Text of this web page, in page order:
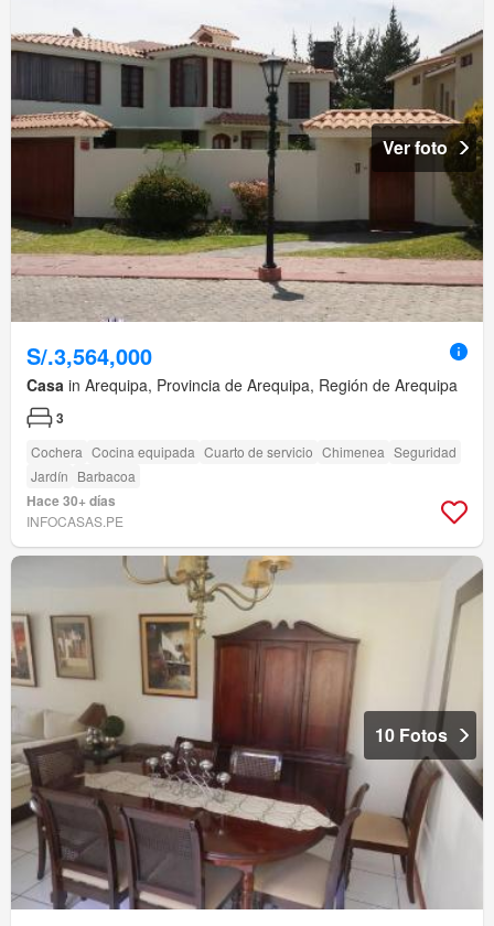
Ver foto
S/.3,564,000
Casa in Arequipa, Provincia de Arequipa, Región de Arequipa
3
Cochera Cocina equipada Cuarto de servicio Chimenea Seguridad
Jardín Barbacoa
Hace 30+ días
INFOCASAS.PE
10 Fotos